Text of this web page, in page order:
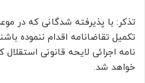
تذکر: با پذیرفته شدگانی که در
خواهد شد.